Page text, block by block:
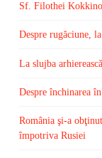
Sf. Filothei
Despre rugăciune,
La slujba
Despre închinarea
România şi-a
împotriva Rusiei